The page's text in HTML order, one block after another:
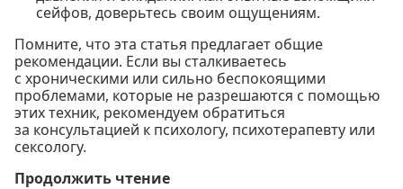
сейфов, доверьтесь своим ощущениям.
Помните, что эта статья предлагает общие
рекомендации. Если вы сталкиваетесь
с хроническими или сильно беспокоящими
проблемами, которые не разрешаются с помощью
этих техник, рекомендуем обратиться
за консультацией к психологу, психотерапевту или
сексологу.
Продолжить чтение